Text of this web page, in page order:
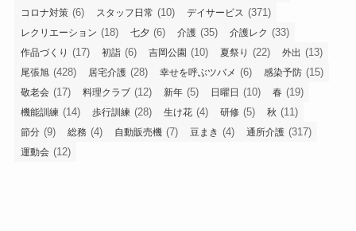
コロナ対策 (6) スタッフ日常 (10) デイサービス (371)
レクリエーション (18) 七夕 (6) 介護 (35) 介護レク (33)
作品づくり (17) 初詣 (6) 吉岡公園 (10) 夏祭り (22) 外出 (13)
尾張旭 (428) 居宅介護 (28) 幸せを呼ぶツバメ (6) 感染予防 (15)
敬老会 (17) 料理クラブ (12) 新年 (5) 日曜日 (10) 春 (19)
機能訓練 (14) 歩行訓練 (28) 生け花 (4) 研修 (5) 秋 (11)
節分 (9) 総務 (4) 自動販売機 (7) 豆まき (4) 通所介護 (317)
運動会 (12)